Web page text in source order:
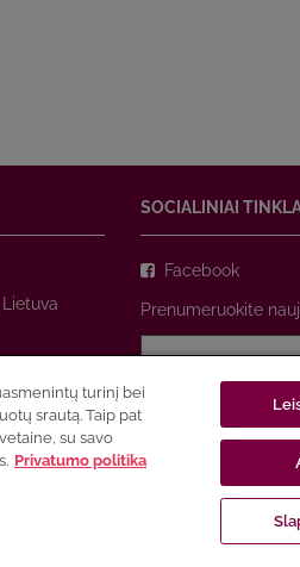
SOCIALINIAI
Facebook
Prenumeruokite
turinį bei
srautą. Taip pat
su savo
Privatumo politika